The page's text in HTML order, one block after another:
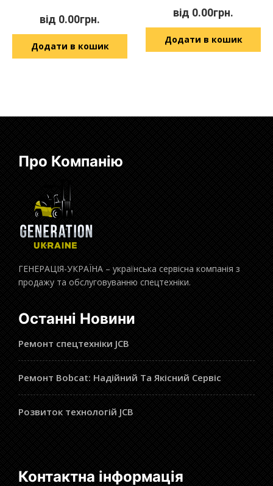
від 0.00грн.
Додати в кошик
від 0.00грн.
Додати в кошик
Про Компанію
ГЕНЕРАЦІЯ-УКРАЇНА – українська сервісна компанія з
продажу та обслуговуванню спецтехніки.
Останні Новини
Ремонт спецтехніки JCB
Ремонт Bobcat: Надійний Та Якісний Сервіс
Розвиток технологій JCB
Контактна інформація